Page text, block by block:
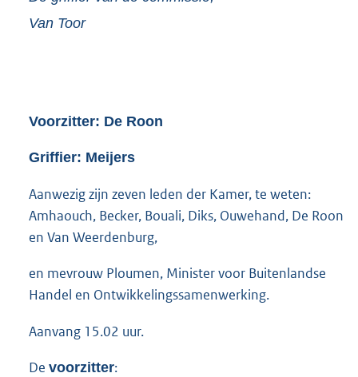
Van Toor
Voorzitter: De Roon
Griffier: Meijers
Aanwezig zijn zeven leden der Kamer, te weten:
Amhaouch, Becker, Bouali, Diks, Ouwehand, De Roon
en Van Weerdenburg,
en mevrouw Ploumen, Minister voor Buitenlandse
Handel en Ontwikkelingssamenwerking.
Aanvang 15.02 uur.
De voorzitter: